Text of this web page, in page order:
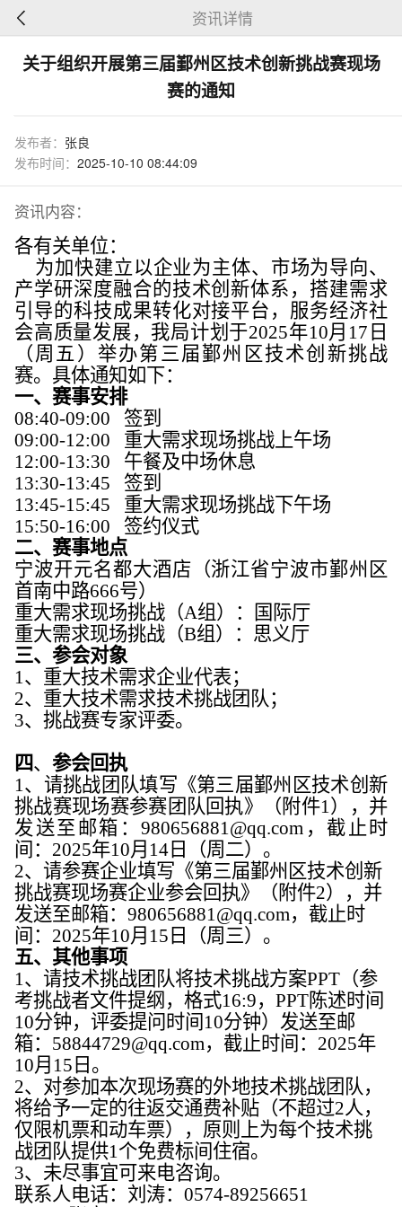
资讯详情
关于组织开展第三届鄞州区技术创新挑战赛现场
赛的通知
发布者： 张良
发布时间： 2025-10-10 08:44:09
资讯内容：
各有关单位：
为加快建立以企业为主体、市场为导向、
产学研深度融合的技术创新体系，搭建需求
引导的科技成果转化对接平台，服务经济社
会高质量发展，我局计划于2025年10月17日
（周五）举办第三届鄞州区技术创新挑战
赛。具体通知如下：
一、 赛事安排
08:40-09:00 签到
09:00-12:00 重大需求现场挑战上午场
12:00-13:30 午餐及中场休息
13:30-13:45 签到
13:45-15:45 重大需求现场挑战下午场
15:50-16:00 签约仪式
二、 赛事地点
宁波开元名都大酒店（浙江省宁波市鄞州区
首南中路666号）
重大需求现场挑战（A组）：国际厅
重大需求现场挑战（B组）：思义厅
三、 参会对象
1、重大技术需求企业代表；
2、重大技术需求技术挑战团队；
3、挑战赛专家评委。
四、 参会回执
1、请挑战团队填写《第三届鄞州区技术创新
挑战赛现场赛参赛团队回执》（附件1），并
发送至邮箱：980656881@qq.com，截止时
间：2025年10月14日（周二）。
2、请参赛企业填写《第三届鄞州区技术创新
挑战赛现场赛企业参会回执》（附件2），并
发送至邮箱：980656881@qq.com，截止时
间：2025年10月15日（周三）。
五、其他事项
1、请技术挑战团队将技术挑战方案PPT（参
考挑战者文件提纲，格式16:9，PPT陈述时间
10分钟，评委提问时间10分钟）发送至邮
箱：58844729@qq.com，截止时间：2025年
10月15日。
2、对参加本次现场赛的外地技术挑战团队，
将给予一定的往返交通费补贴（不超过2人，
仅限机票和动车票），原则上为每个技术挑
战团队提供1个免费标间住宿。
3、未尽事宜可来电咨询。
联系人电话：刘涛： 0574-89256651